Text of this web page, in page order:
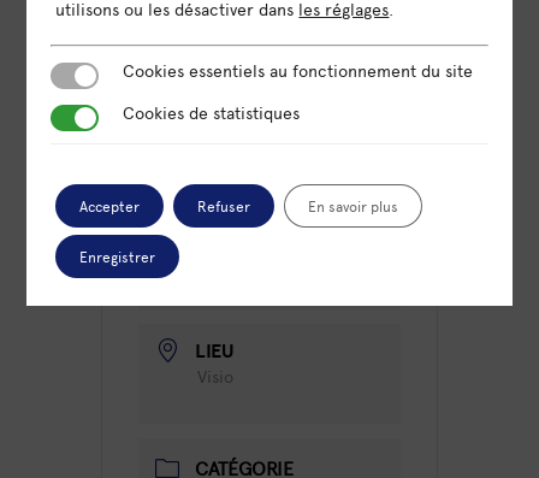
Expiré!
LIEU
Visio
CATÉGORIE
utilisons ou les désactiver dans les réglages.
Cookies essentiels au fonctionnement du site
Cookies essentiels au fonctionnement du site
Cookies de statistiques
Cookies de statistiques
Accepter Refuser En savoir plus
Enregistrer